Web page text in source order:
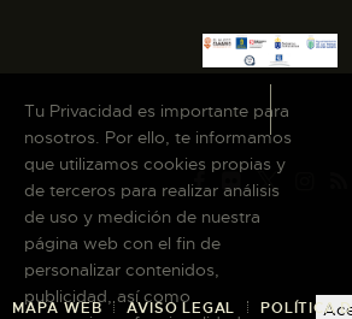
MAPA WEB AVISO LEGAL POLÍTICA
Tu Privacidad es importante para
nosotros. Por ello, te informamos
que utilizamos cookies propias y
de terceros para realizar análisis
de uso y medición de nuestra
página web con el fin de
personalizar contenidos,
publicidad, así como